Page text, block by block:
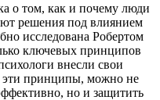
о том, как и почему люди
решения под влиянием
исследована Робертом
ключевых принципов
внесли свои
эти принципы, можно не
но и защитить